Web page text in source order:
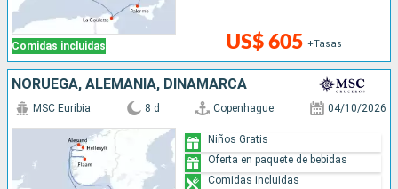
Comidas incluidas US$ 605 +Tasas
NORUEGA, ALEMANIA, DINAMARCA
MSC Euribia 8 d Copenhague 04/10/2026
Niños Gratis
Oferta en paquete de bebidas
Comidas incluidas